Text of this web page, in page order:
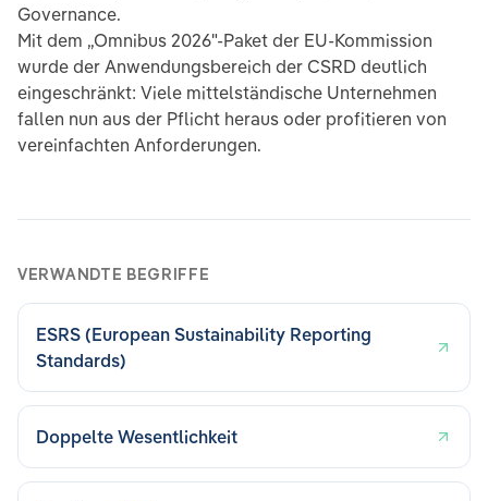
Governance.
Mit dem „Omnibus 2026"-Paket der EU-Kommission
wurde der Anwendungsbereich der CSRD deutlich
eingeschränkt: Viele mittelständische Unternehmen
fallen nun aus der Pflicht heraus oder profitieren von
vereinfachten Anforderungen.
VERWANDTE BEGRIFFE
ESRS (European Sustainability Reporting
Standards)
Doppelte Wesentlichkeit